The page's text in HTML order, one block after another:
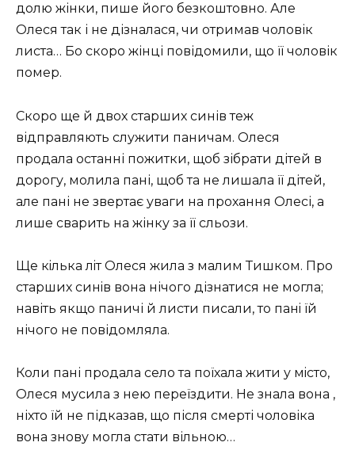
долю жінки, пише його безкоштовно. Але
Олеся так і не дізналася, чи отримав чоловік
листа… Бо скоро жінці повідомили, що її чоловік
помер.
Скоро ще й двох старших синів теж
відправляють служити паничам. Олеся
продала останні пожитки, щоб зібрати дітей в
дорогу, молила пані, щоб та не лишала її дітей,
але пані не звертає уваги на прохання Олесі, а
лише сварить на жінку за її сльози.
Ще кiлька лiт Олеся жила з малим Тишком. Про
старших синiв вона нічого дізнатися не могла;
навіть якщо паничі й листи писали, то панi їй
нічого не повідомляла.
Коли пані продала село та поїхала жити у мiсто,
Олеся мусила з нею переїздити. Не знала вона ,
ніхто їй не підказав, що після смерті чоловіка
вона знову могла стати вільною…